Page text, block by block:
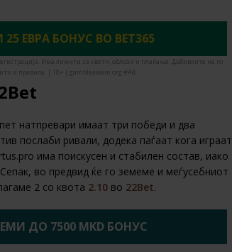
ЕВРА БОНУС ВО BET365
Има лимити за квоти, облози и плаќање. Добивките не го
и правила. | 18+ | gambleaware.org #Ad
натпревари имаат три победи и два
послаби ривали, додека паѓаат кога играат
има поискусен и стабилен состав, иако
во предвид ќе го земеме и меѓусебниот
2 со квота 2.10 во 22Bet.
ДО 7500 MKD БОНУС